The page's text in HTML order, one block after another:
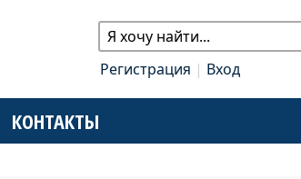
Регистрация | Вход
КОНТАКТЫ